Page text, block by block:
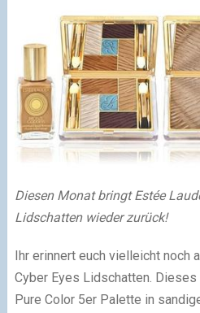
Diesen Monat bringt Estée
Lidschatten wieder zurück!
Ihr erinnert euch vielleicht noch
Cyber Eyes Lidschatten.
Pure Color 5er Palette in